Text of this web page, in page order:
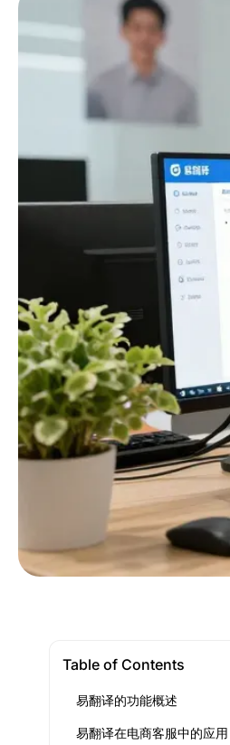
Table of Contents
易翻译的功能概述
易翻译在电商客服中的应用